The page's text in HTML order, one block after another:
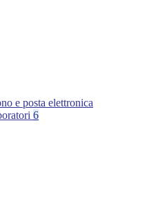
e posta elettronica
6